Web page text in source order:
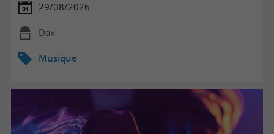
29/08/2026
Dax
Musique